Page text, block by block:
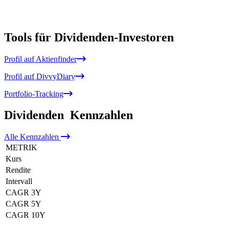
Tools für Dividenden-Investoren
Profil auf Aktienfinder
Profil auf DivvyDiary
Portfolio-Tracking
Dividenden Kennzahlen
Alle Kennzahlen
METRIK
Kurs
Rendite
Intervall
CAGR 3Y
CAGR 5Y
CAGR 10Y